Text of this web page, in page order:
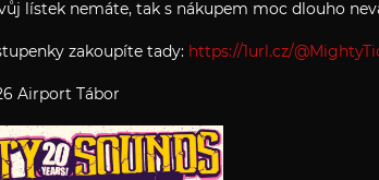
lístek nemáte, tak s nákupem moc dlouho
zakoupíte tady: https://1url.cz/
Airport Tábor